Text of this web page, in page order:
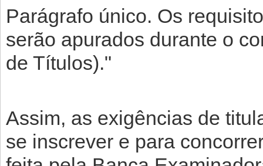
Parágrafo único. Os
serão apurados durante o
de Títulos)."
Assim, as exigências de
se inscrever e para